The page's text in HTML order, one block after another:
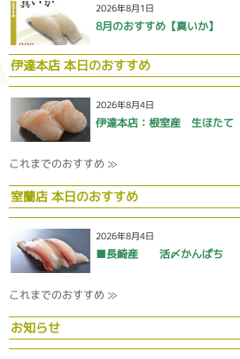
2026年8月1日
8月のおすすめ【真いか】
伊達本店 本日のおすすめ
2026年8月4日
伊達本店：根室産 生ほた
これまでのおすすめ ≫
室蘭店 本日のおすすめ
2026年8月4日
■長崎産 活〆かんぱち
これまでのおすすめ ≫
お知らせ